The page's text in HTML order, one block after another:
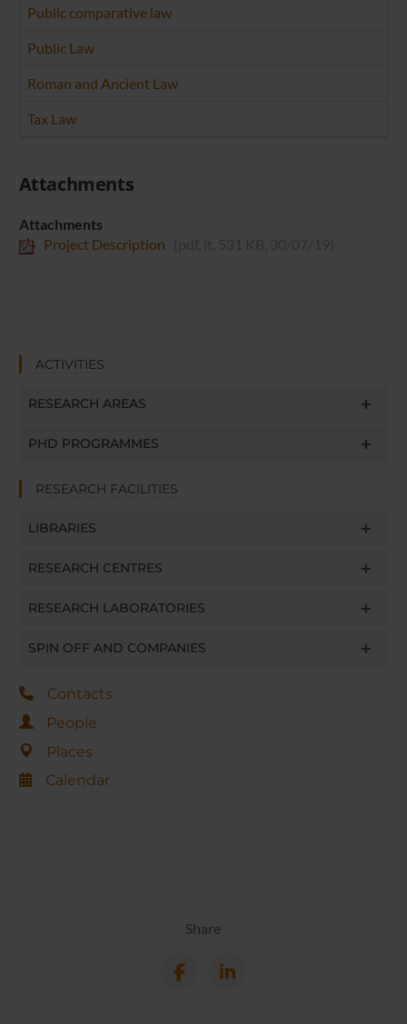
Public comparative law
Public Law
Roman and Ancient Law
Tax Law
Attachments
Attachments
Project Description
ACTIVITIES
RESEARCH AREAS
PHD PROGRAMMES
RESEARCH FACILITIES
LIBRARIES
RESEARCH CENTRES
RESEARCH LABORATORIES
SPIN OFF AND COMPANIES
Contacts
People
Places
Calendar
Share